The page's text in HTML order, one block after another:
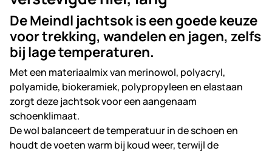
De Meindl jachtsok is een goede keuze
voor trekking, wandelen en jagen, zelfs
bij lage temperaturen.
Met een materiaalmix van merinowol, polyacryl,
polyamide, biokeramiek, polypropyleen en elastaan
zorgt deze jachtsok voor een aangenaam
schoenklimaat.
De wol balanceert de temperatuur in de schoen en
houdt de voeten warm bij koud weer, terwijl de